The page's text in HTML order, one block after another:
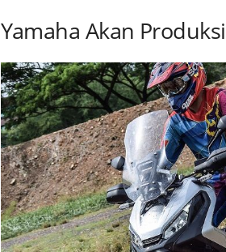
Yamaha Akan